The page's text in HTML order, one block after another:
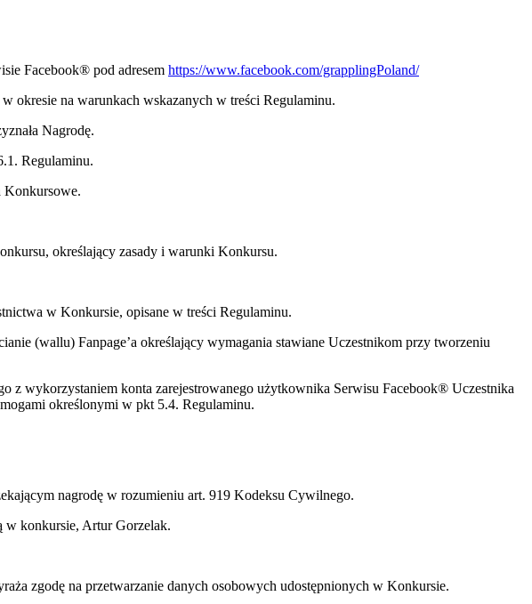
Facebook® pod adresem https://www.facebook.com/grapplingPoland/
okresie na warunkach wskazanych w treści Regulaminu.
Nagrodę.
Regulaminu.
Konkursowe.
określający zasady i warunki Konkursu.
w Konkursie, opisane w treści Regulaminu.
(wallu) Fanpage’a określający wymagania stawiane Uczestnikom przy tworzeniu
z wykorzystaniem konta zarejestrowanego użytkownika Serwisu Facebook® Uczestnika
określonymi w pkt 5.4. Regulaminu.
nagrodę w rozumieniu art. 919 Kodeksu Cywilnego.
w konkursie, Artur Gorzelak.
zgodę na przetwarzanie danych osobowych udostępnionych w Konkursie.